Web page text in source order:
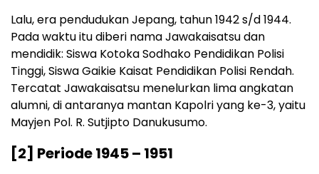
Lalu, era pendudukan Jepang, tahun 1942 s/d 1944.
Pada waktu itu diberi nama Jawakaisatsu dan
mendidik: Siswa Kotoka Sodhako Pendidikan Polisi
Tinggi, Siswa Gaikie Kaisat Pendidikan Polisi Rendah.
Tercatat Jawakaisatsu menelurkan lima angkatan
alumni, di antaranya mantan Kapolri yang ke-3, yaitu
Mayjen Pol. R. Sutjipto Danukusumo.
[2] Periode 1945 – 1951